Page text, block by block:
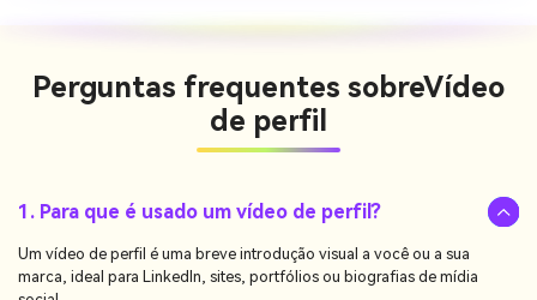
Perguntas frequentes sobreVídeo
de perfil
1. Para que é usado um vídeo de perfil?
Um vídeo de perfil é uma breve introdução visual a você ou a sua
marca, ideal para LinkedIn, sites, portfólios ou biografias de mídia